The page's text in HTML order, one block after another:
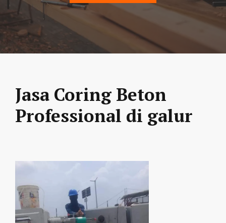
Jasa Coring Beton
Professional di galur